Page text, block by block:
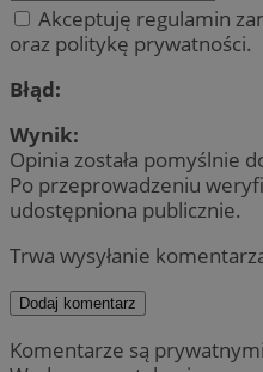
Akceptuję regulamin
oraz politykę prywatności.
Błąd:
Wynik:
Opinia została pomyślnie
Po przeprowadzeniu
udostępniona publicznie.
Trwa wysyłanie
Dodaj komentarz
Komentarze są